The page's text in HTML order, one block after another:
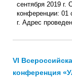
сентября 2019 г.
конференции: 01
г. Адрес
VI
конференция